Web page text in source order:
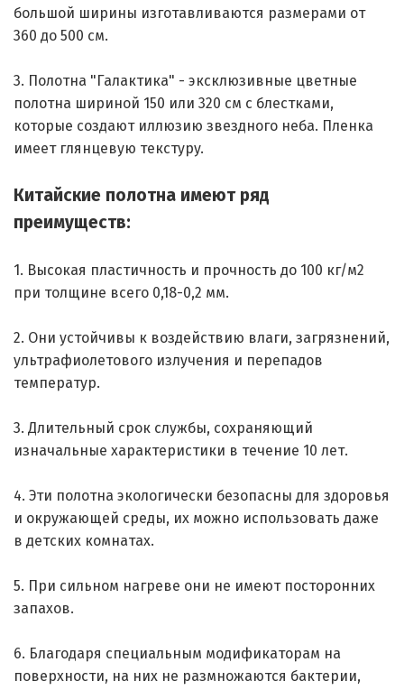
большой ширины изготавливаются размерами от
360 до 500 см.
3. Полотна "Галактика" - эксклюзивные цветные
полотна шириной 150 или 320 см с блестками,
которые создают иллюзию звездного неба. Пленка
имеет глянцевую текстуру.
Китайские полотна имеют ряд
преимуществ:
1. Высокая пластичность и прочность до 100 кг/м2
при толщине всего 0,18-0,2 мм.
2. Они устойчивы к воздействию влаги, загрязнений,
ультрафиолетового излучения и перепадов
температур.
3. Длительный срок службы, сохраняющий
изначальные характеристики в течение 10 лет.
4. Эти полотна экологически безопасны для здоровья
и окружающей среды, их можно использовать даже
в детских комнатах.
5. При сильном нагреве они не имеют посторонних
запахов.
6. Благодаря специальным модификаторам на
поверхности, на них не размножаются бактерии,